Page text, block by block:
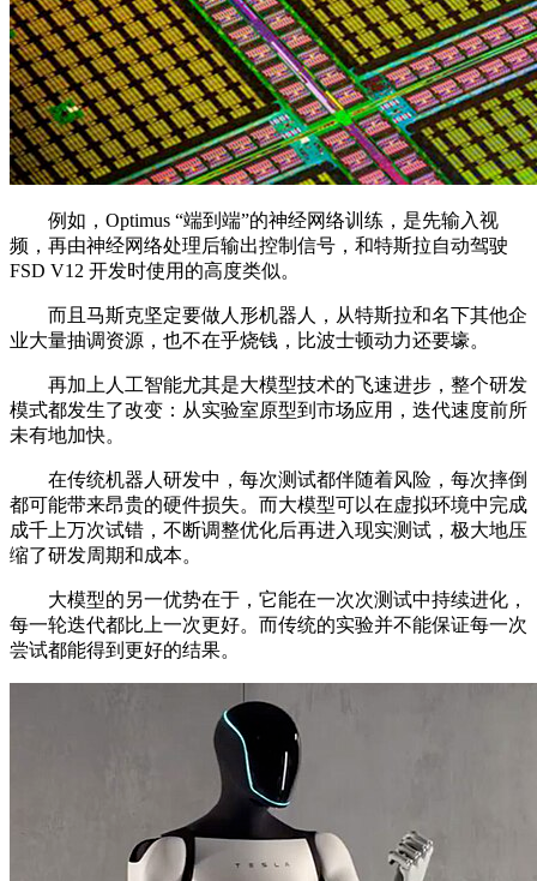
例如，Optimus “端到端”的神经网络训练，是先输入视
频，再由神经网络处理后输出控制信号，和特斯拉自动驾驶
FSD V12 开发时使用的高度类似。
而且马斯克坚定要做人形机器人，从特斯拉和名下其他企
业大量抽调资源，也不在乎烧钱，比波士顿动力还要壕。
再加上人工智能尤其是大模型技术的飞速进步，整个研发
模式都发生了改变：从实验室原型到市场应用，迭代速度前所
未有地加快。
在传统机器人研发中，每次测试都伴随着风险，每次摔倒
都可能带来昂贵的硬件损失。而大模型可以在虚拟环境中完成
成千上万次试错，不断调整优化后再进入现实测试，极大地压
缩了研发周期和成本。
大模型的另一优势在于，它能在一次次测试中持续进化，
每一轮迭代都比上一次更好。而传统的实验并不能保证每一次
尝试都能得到更好的结果。